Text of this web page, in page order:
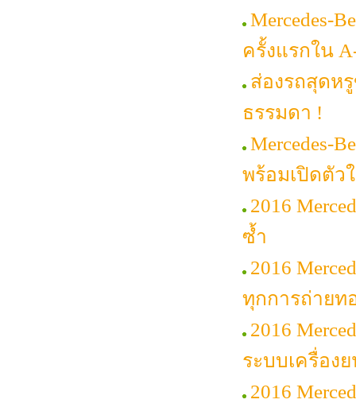
Mercedes-
ครั้งแรกใน
ส่องรถสุดห
ธรรมดา !
Mercedes-
พร้อมเปิดตัว
2016
ซ้ำ
2016
ทุกการถ่ายท
2016
ระบบเครื่อง
2016